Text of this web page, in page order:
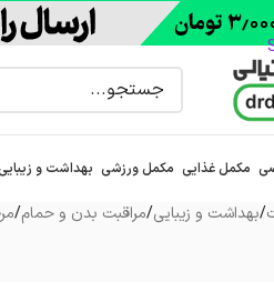
مکمل غذایی مکمل ورزشی بهداشت و
/بهداشت و زیبایی/مراقبت بدن و حمام/